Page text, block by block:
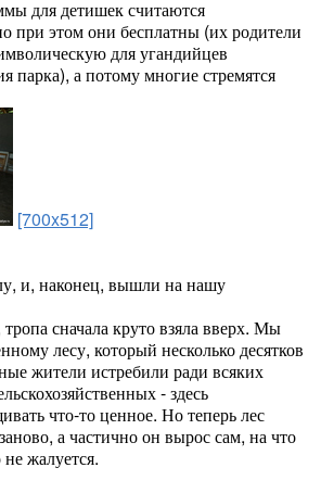
для детишек считаются
при этом они бесплатны (их родители
для угандийцев
парка), а потому многие стремятся
[700x512]
и, наконец, вышли на нашу
сначала круто взяла вверх. Мы
лесу, который несколько десятков
жители истребили ради всяких
- здесь
что-то ценное. Но теперь лес
а частично он вырос сам, на что
жалуется.